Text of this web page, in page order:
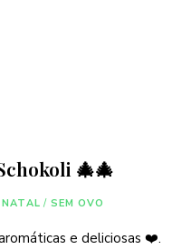
🎄🎄
NATAL / SEM OVO
e deliciosas ❤️.